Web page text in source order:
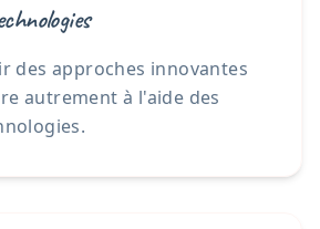
des approches innovantes
autrement à l'aide des